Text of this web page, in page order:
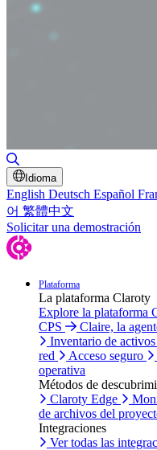
Idioma
English Deutsch Español
어 繁體中文
Solicitar una demostración
Plataforma
La plataforma Claroty
Explore la plataforma
CPS
Claire, la
Inventario de activos
red
Acceso seguro
operativa
Métodos de
Claroty Edge
de archivos del
Integraciones
Ver todas las